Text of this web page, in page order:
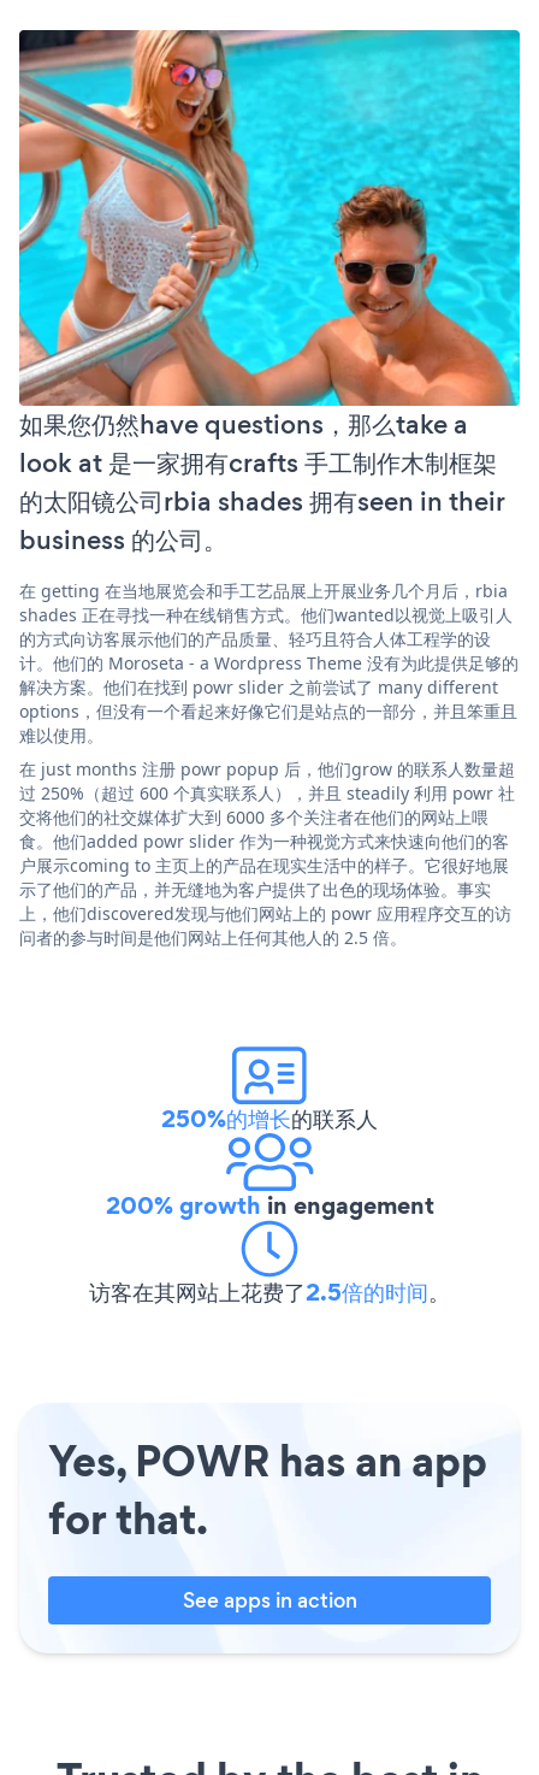
如果您仍然have questions，那么take a
look at 是一家拥有crafts 手工制作木制框架
的太阳镜公司rbia shades 拥有seen in their
business 的公司。
在 getting 在当地展览会和手工艺品展上开展业务几个月后，rbia
shades 正在寻找一种在线销售方式。他们wanted以视觉上吸引人
的方式向访客展示他们的产品质量、轻巧且符合人体工程学的设
计。他们的 Moroseta - a Wordpress Theme 没有为此提供足够的
解决方案。他们在找到 powr slider 之前尝试了 many different
options，但没有一个看起来好像它们是站点的一部分，并且笨重且
难以使用。
在 just months 注册 powr popup 后，他们grow 的联系人数量超
过 250%（超过 600 个真实联系人），并且 steadily 利用 powr 社
交将他们的社交媒体扩大到 6000 多个关注者在他们的网站上喂
食。他们added powr slider 作为一种视觉方式来快速向他们的客
户展示coming to 主页上的产品在现实生活中的样子。它很好地展
示了他们的产品，并无缝地为客户提供了出色的现场体验。事实
上，他们discovered发现与他们网站上的 powr 应用程序交互的访
问者的参与时间是他们网站上任何其他人的 2.5 倍。
250%的增长的联系人
200% growth in engagement
访客在其网站上花费了2.5倍的时间。
Yes, POWR has an app
for that.
See apps in action